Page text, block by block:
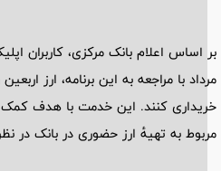
مرداد با مراجعه به این برنامه، ارز
خریداری کنند. این خدمت با هدف
مربوط به تهیهٔ ارز حضوری در بانک در